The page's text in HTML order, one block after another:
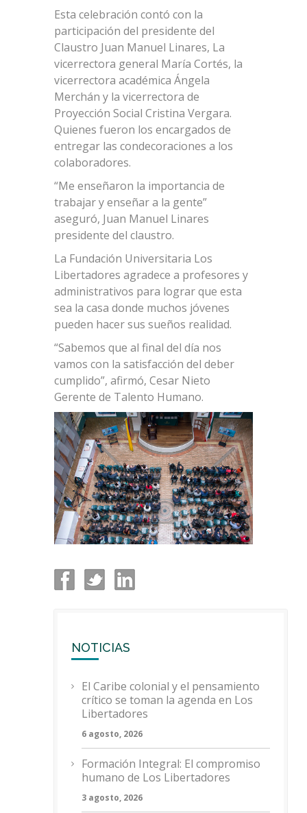
Esta celebración contó con la
participación del presidente del
Claustro Juan Manuel Linares, La
vicerrectora general María Cortés, la
vicerrectora académica Ángela
Merchán y la vicerrectora de
Proyección Social Cristina Vergara.
Quienes fueron los encargados de
entregar las condecoraciones a los
colaboradores.
“Me enseñaron la importancia de
trabajar y enseñar a la gente”
aseguró, Juan Manuel Linares
presidente del claustro.
La Fundación Universitaria Los
Libertadores agradece a profesores y
administrativos para lograr que esta
sea la casa donde muchos jóvenes
pueden hacer sus sueños realidad.
“Sabemos que al final del día nos
vamos con la satisfacción del deber
cumplido”, afirmó, Cesar Nieto
Gerente de Talento Humano.
NOTICIAS
El Caribe colonial y el pensamiento
crítico se toman la agenda en Los
Libertadores
6 agosto, 2026
Formación Integral: El compromiso
humano de Los Libertadores
3 agosto, 2026